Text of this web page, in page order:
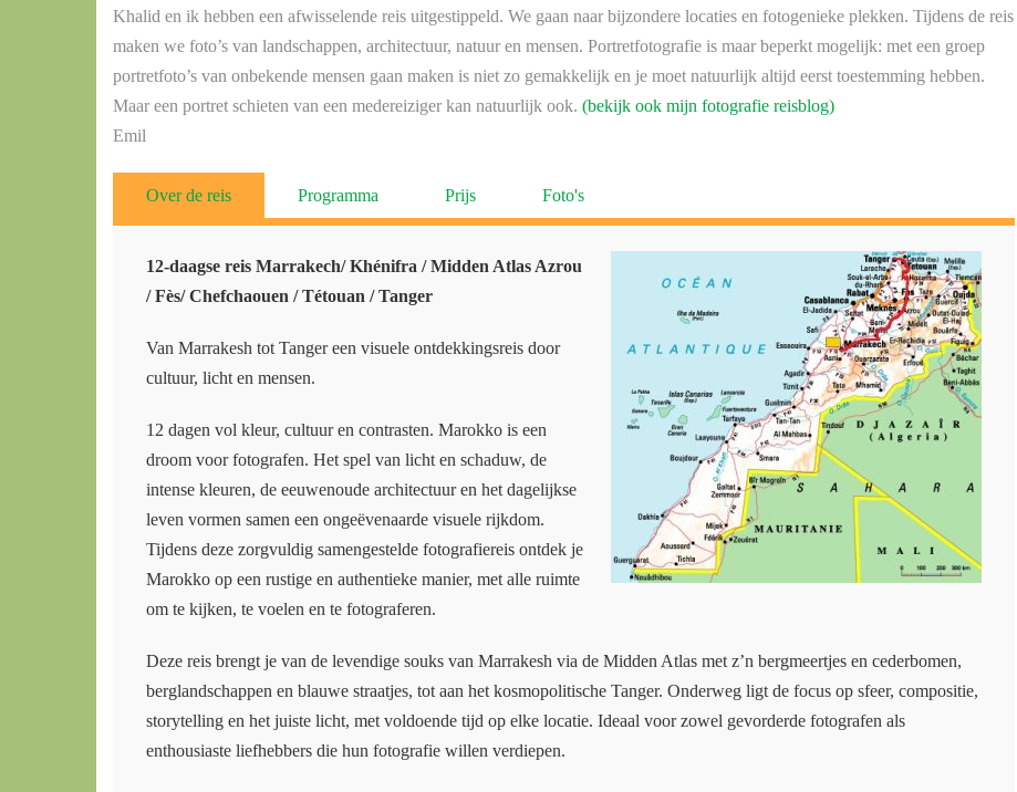
Khalid en ik hebben een afwisselende reis uitgestippeld. We gaan naar bijzondere locaties en fotogenieke plekken. Tijdens de reis
maken we foto’s van landschappen, architectuur, natuur en mensen. Portretfotografie is maar beperkt mogelijk: met een groep
portretfoto’s van onbekende mensen gaan maken is niet zo gemakkelijk en je moet natuurlijk altijd eerst toestemming hebben.
Maar een portret schieten van een medereiziger kan natuurlijk ook. (bekijk ook mijn fotografie reisblog)
Emil
Over de reis Programma Prijs Foto's
12-daagse reis Marrakech/ Khénifra / Midden Atlas Azrou
/ Fès/ Chefchaouen / Tétouan / Tanger
Van Marrakesh tot Tanger een visuele ontdekkingsreis door
cultuur, licht en mensen.
12 dagen vol kleur, cultuur en contrasten. Marokko is een
droom voor fotografen. Het spel van licht en schaduw, de
intense kleuren, de eeuwenoude architectuur en het dagelijkse
leven vormen samen een ongeëvenaarde visuele rijkdom.
Tijdens deze zorgvuldig samengestelde fotografiereis ontdek je
Marokko op een rustige en authentieke manier, met alle ruimte
om te kijken, te voelen en te fotograferen.
Deze reis brengt je van de levendige souks van Marrakesh via de Midden Atlas met z’n bergmeertjes en cederbomen,
berglandschappen en blauwe straatjes, tot aan het kosmopolitische Tanger. Onderweg ligt de focus op sfeer, compositie,
storytelling en het juiste licht, met voldoende tijd op elke locatie. Ideaal voor zowel gevorderde fotografen als
enthousiaste liefhebbers die hun fotografie willen verdiepen.